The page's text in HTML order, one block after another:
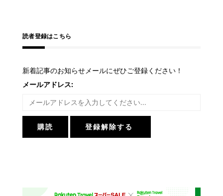
ン
読者登録はこちら
新着記事のお知らせメールにぜひご登録ください！
メールアドレス: